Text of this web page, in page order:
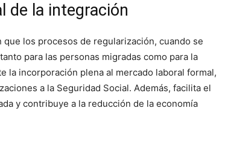
de la integración
los procesos de regularización, cuando se
para las personas migradas como para la
la incorporación plena al mercado laboral formal,
a la Seguridad Social. Además, facilita el
y contribuye a la reducción de la economía